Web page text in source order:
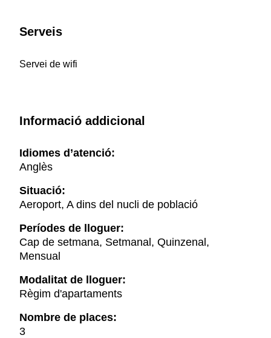
Serveis
Servei de wifi
Informació addicional
Idiomes d’atenció:
Anglès
Situació:
Aeroport, A dins del nucli de població
Períodes de lloguer:
Cap de setmana, Setmanal, Quinzenal,
Mensual
Modalitat de lloguer:
Règim d'apartaments
Nombre de places:
3